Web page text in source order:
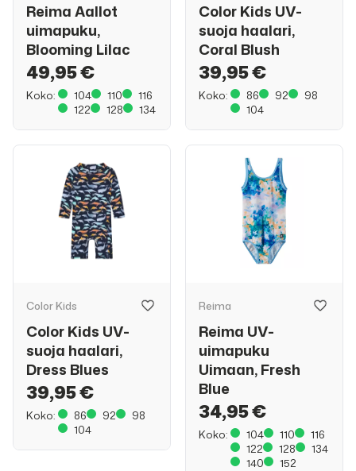
Reima Aallot
uimapuku,
Blooming Lilac
49,95 €
Koko: 104 110
116
122
128 134
Color Kids UV-
suoja haalari,
Coral Blush
39,95 €
Koko: 86 92
98
104
Color Kids
Color Kids UV-
suoja haalari,
Dress Blues
39,95 €
Koko: 86 92
98
104
Reima
Reima UV-
uimapuku
Uimaan, Fresh
Blue
34,95 €
Koko: 104 110
116
122
128
134
140
152